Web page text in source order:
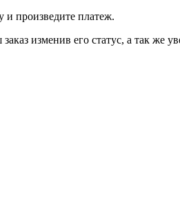
и произведите платеж.
изменив его статус, а так же